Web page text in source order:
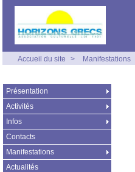
Accueil du site > Manifestations
Présentation
Activités
Infos
Contacts
Manifestations
Actualités